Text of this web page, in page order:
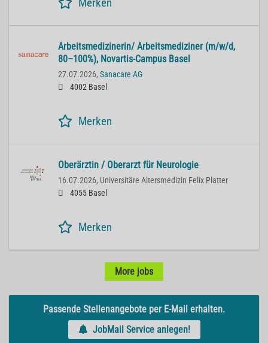
Ar­beits­me­di­zi­ne­rin/ Ar­beits­me­di­zi­ner (m/w/d,
80–100%), No­var­tis-Cam­pus Basel
27.07.2026, Sanacare AG
4002 Basel
Merken
Oberärztin / Oberarzt für Neurologie
16.07.2026, Universitäre Altersmedizin Felix Platter
4055 Basel
Merken
More jobs
Passende Stellenangebote per E-Mail erhalten.
JobMail Service anlegen!